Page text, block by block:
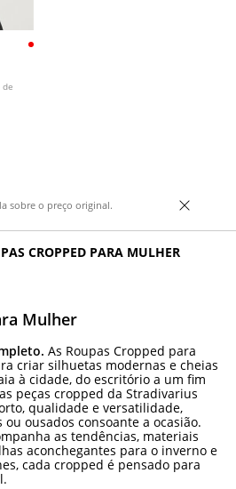
sobre o preço original.
CROPPED PARA MULHER
Mulher
As Roupas Cropped para
criar silhuetas modernas e cheias
à cidade, do escritório a um fim
peças cropped da Stradivarius
qualidade e versatilidade,
ousados consoante a ocasião.
as tendências, materiais
aconchegantes para o inverno e
cada cropped é pensado para